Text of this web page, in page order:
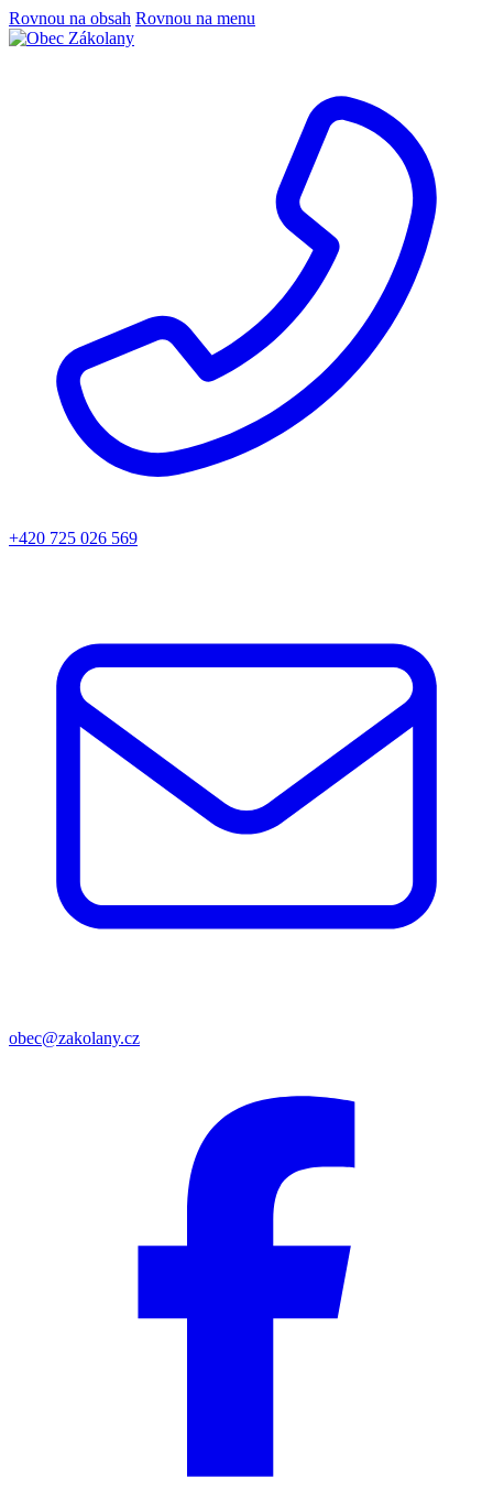
Rovnou na obsah Rovnou na menu
+420 725 026 569
obec@zakolany.cz